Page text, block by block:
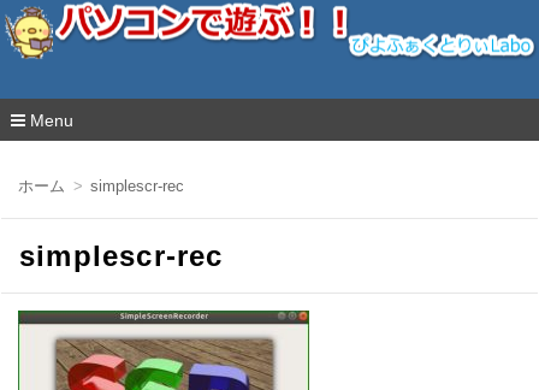
ぴよふぁくとりぃLabo
Menu
ン
ホーム simplescr-rec
simplescr-rec